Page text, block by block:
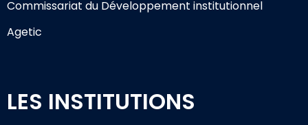
Commissariat du Développement institutionnel
Agetic
LES INSTITUTIONS